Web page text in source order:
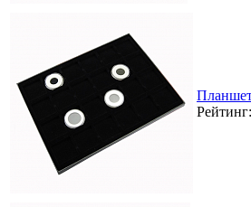
Рейтинг: